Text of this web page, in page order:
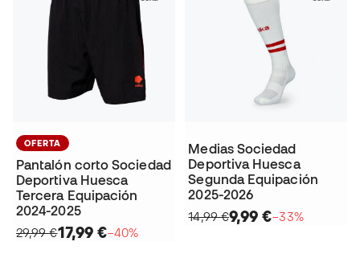
OFERTA
Pantalón corto Sociedad
Deportiva Huesca
Tercera Equipación
2024-2025
29,99 €17,99 €−40%
Medias Sociedad
Deportiva Huesca
Segunda Equipación
2025-2026
14,99 €9,99 €−33%